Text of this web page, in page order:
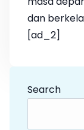
dan
[ad_2]
Search